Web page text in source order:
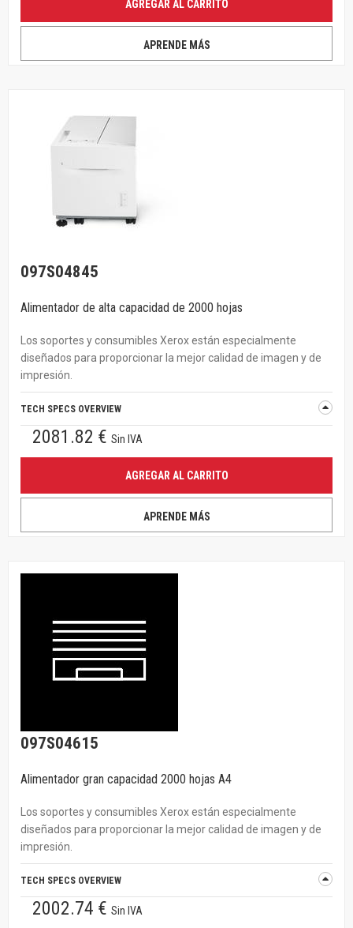
AGREGAR AL CARRITO
APRENDE MÁS
097S04845
Alimentador de alta capacidad de 2000 hojas
Los soportes y consumibles Xerox están especialmente
diseñados para proporcionar la mejor calidad de imagen y de
impresión.
TECH SPECS OVERVIEW
2081.82 € Sin IVA
AGREGAR AL CARRITO
APRENDE MÁS
097S04615
Alimentador gran capacidad 2000 hojas A4
Los soportes y consumibles Xerox están especialmente
diseñados para proporcionar la mejor calidad de imagen y de
impresión.
TECH SPECS OVERVIEW
2002.74 € Sin IVA